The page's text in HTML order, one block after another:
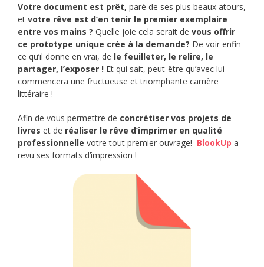
Votre document est prêt, paré de ses plus beaux atours,
et votre rêve est d’en tenir le premier exemplaire
entre vos mains ? Quelle joie cela serait de vous offrir
ce prototype unique crée à la demande? De voir enfin
ce qu’il donne en vrai, de le feuilleter, le relire, le
partager, l’exposer ! Et qui sait, peut-être qu’avec lui
commencera une fructueuse et triomphante carrière
littéraire !
Afin de vous permettre de concrétiser vos projets de
livres et de réaliser le rêve d’imprimer en qualité
professionnelle votre tout premier ouvrage! BlookUp a
revu ses formats d’impression !